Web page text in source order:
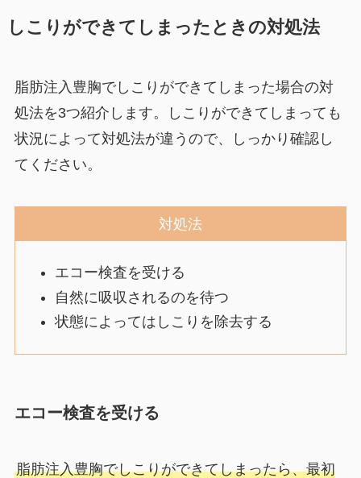
しこりができてしまったときの対処法
脂肪注入豊胸でしこりができてしまった場合の対
処法を3つ紹介します。しこりができてしまっても
状況によって対処法が違うので、しっかり確認し
てください。
対処法
エコー検査を受ける
自然に吸収されるのを待つ
状態によってはしこりを除去する
エコー検査を受ける
脂肪注入豊胸でしこりができてしまったら、最初